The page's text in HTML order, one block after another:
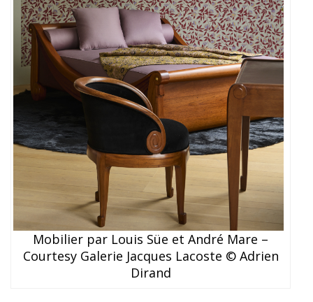
Mobilier par Louis Süe et André Mare –
Courtesy Galerie Jacques Lacoste © Adrien
Dirand